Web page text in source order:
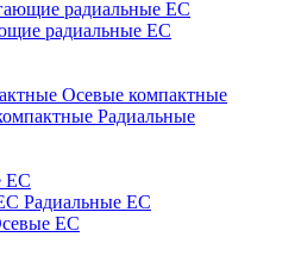
радиальные EC
Осевые компактные
Радиальные
EC
Радиальные EC
EC